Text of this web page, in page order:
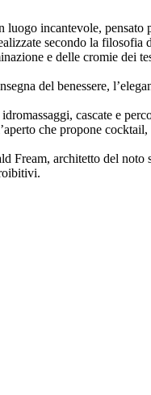
incantevole, pensato
secondo la filosofia
e delle cromie dei
del benessere,
cascate e
che propone
Fream, architetto del